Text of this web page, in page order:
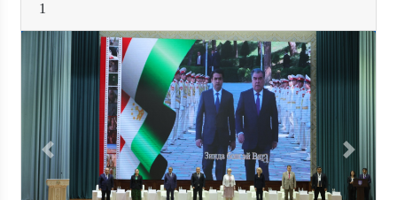
1
Previous Next